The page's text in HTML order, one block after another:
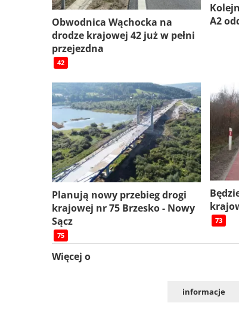
Obwodnica Wąchocka na
drodze krajowej 42 już w pełni
przejezdna
42
A2
Planują nowy przebieg drogi
krajowej nr 75 Brzesko - Nowy
Sącz
75
73
Więcej o
informacje